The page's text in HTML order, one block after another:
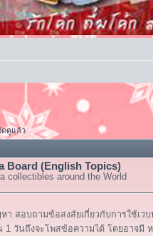
ดดูแล้ว
Board (English Topics)
collectibles around the World
า สอบถามข้อสงสัยเกี่ยวกับการใช้เว
วันถึงจะโพสข้อความได้ โดยอาจมี